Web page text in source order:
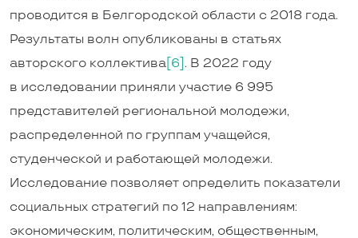
проводится в Белгородской области с 2018 года.
Результаты волн опубликованы в статьях
авторского коллектива [6] . В 2022 году
в исследовании приняли участие 6 995
представителей региональной молодежи,
распределенной по группам учащейся,
студенческой и работающей молодежи.
Исследование позволяет определить показатели
социальных стратегий по 12 направлениям:
экономическим, политическим, общественным,